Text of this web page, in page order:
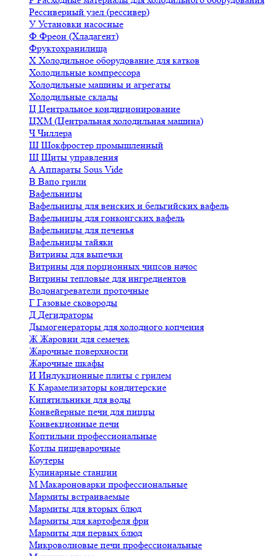
Рессиверный узел (рессивер)
У Установки насосные
Ф Фреон (Хладагент)
Фруктохранилища
Х Холодильное оборудование для катков
Холодильные компрессора
Холодильные машины и агрегаты
Холодильные склады
Ц Центральное кондиционирование
ЦХМ (Центральная холодильная машина)
ЧЧиллера
Ш Шокфростер промышленный
Щ Щиты управления
А Аппараты Sous Vide
В Вапо грили
Вафельницы
Вафельницы для венских и бельгийских вафель
Вафельницы для гонконгских вафель
Вафельницы для печенья
Вафельницы тайяки
Витрины для выпечки
Витрины для порционных чипсов начос
Витрины тепловые для ингредиентов
Водонагреватели проточные
Г Газовые сковороды
Д Дегидраторы
Дымогенераторы для холодного копчения
ЖЖаровни для семечек
Жарочные поверхности
Жарочные шкафы
И Индукционные плиты с грилем
К Карамелизаторы кондитерские
Кипятильники для воды
Конвейерные печи для пиццы
Конвекционные печи
Коптильни профессиональные
Котлы пищеварочные
Коутеры
Кулинарные станции
М Макароноварки профессиональные
Мармиты встраиваемые
Мармиты для вторых блюд
Мармиты для картофеля фри
Мармиты для первых блюд
Микроволновые печи профессиональные